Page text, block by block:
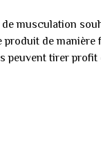
musculation
de
peuvent tirer